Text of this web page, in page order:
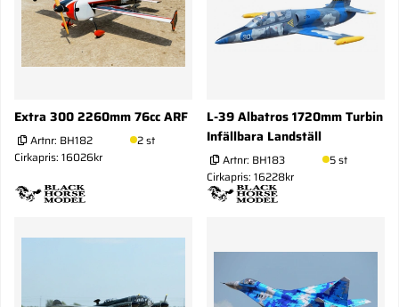
Extra 300 2260mm 76cc ARF
Artnr: BH182
2 st
Cirkapris: 16026kr
L-39 Albatros 1720mm Turbin
Infällbara Landställ
Artnr: BH183
5 st
Cirkapris: 16228kr